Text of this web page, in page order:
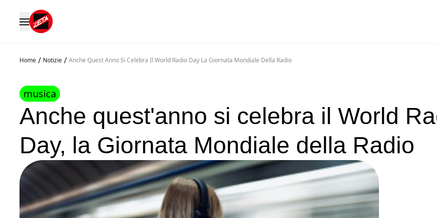
Home / Notizie / Anche Quest Anno Si Celebra Il World Radio Day La Giornata Mondiale Della Radio
musica
Anche quest'anno si celebra il World
Day, la Giornata Mondiale della Radio